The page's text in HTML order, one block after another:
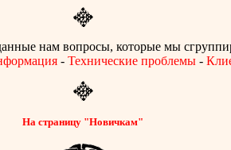
нам вопросы, которые мы
- Технические проблемы -
На страницу "Новичкам"